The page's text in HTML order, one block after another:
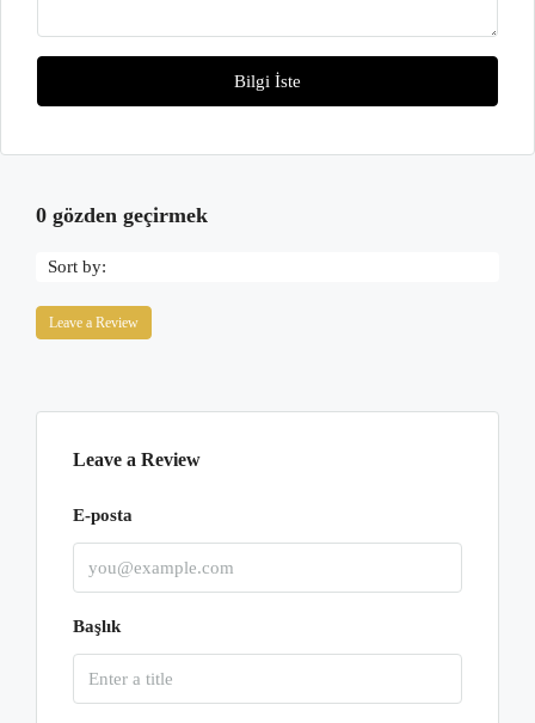
Bilgi İste
0 gözden geçirmek
Sort by:
Leave a Review
Leave a Review
E-posta
Başlık